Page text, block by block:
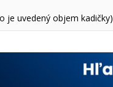
je uvedený objem kadičky)